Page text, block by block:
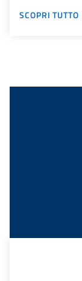
SCOPRI TUTTO